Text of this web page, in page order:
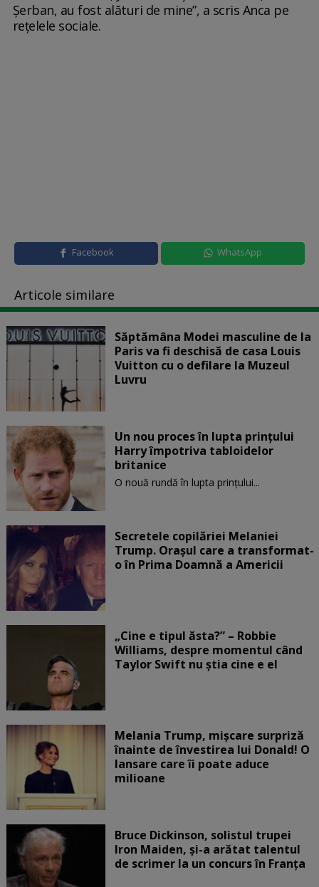
Șerban, au fost alături de mine”, a scris Anca pe
rețelele sociale.
Facebook WhatsApp
Articole similare
Săptămâna Modei masculine de la
Paris va fi deschisă de casa Louis
Vuitton cu o defilare la Muzeul
Luvru
Un nou proces în lupta prinţului
Harry împotriva tabloidelor
britanice
O nouă rundă în lupta prinţului...
Secretele copilăriei Melaniei
Trump. Orașul care a transformat-
o în Prima Doamnă a Americii
„Cine e tipul ăsta?” – Robbie
Williams, despre momentul când
Taylor Swift nu știa cine e el
Melania Trump, mișcare surpriză
înainte de învestirea lui Donald! O
lansare care îi poate aduce
milioane
Bruce Dickinson, solistul trupei
Iron Maiden, şi-a arătat talentul
de scrimer la un concurs în Franţa